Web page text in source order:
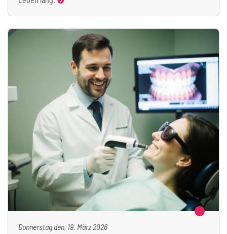
Donnerstag den, 19. März 2026